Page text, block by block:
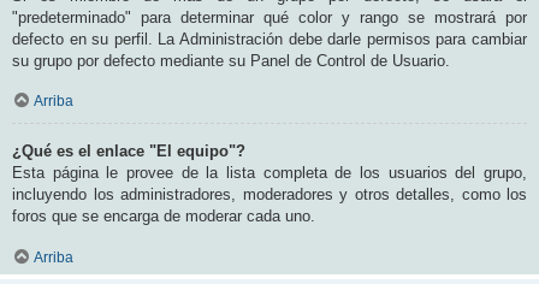
"predeterminado" para determinar qué color y rango se mostrará por
defecto en su perfil. La Administración debe darle permisos para cambiar
su grupo por defecto mediante su Panel de Control de Usuario.
Arriba
¿Qué es el enlace "El equipo"?
Esta página le provee de la lista completa de los usuarios del grupo,
incluyendo los administradores, moderadores y otros detalles, como los
foros que se encarga de moderar cada uno.
Arriba